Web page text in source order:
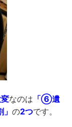
なのは 「⑥遺
の2つです。